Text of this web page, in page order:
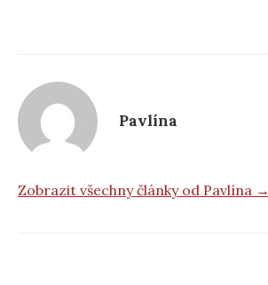
Pavlína
Zobrazit všechny články od Pavlína →